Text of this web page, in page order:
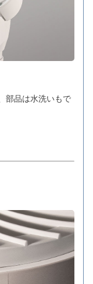
部品は水洗いもで